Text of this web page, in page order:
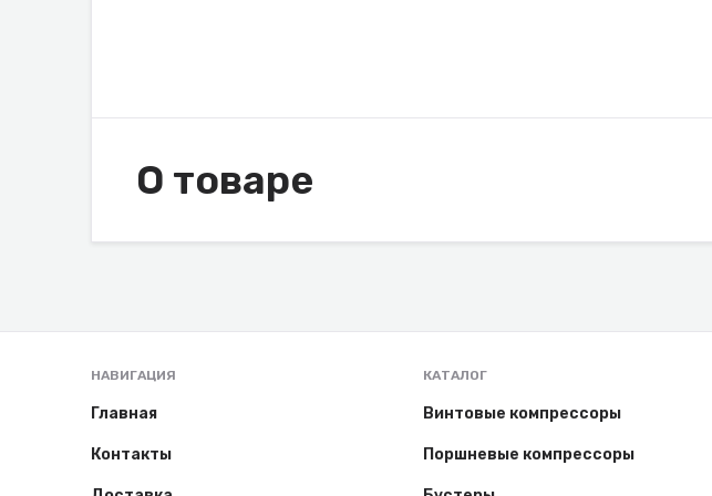
О товаре
НАВИГАЦИЯ
Главная
Контакты
КАТАЛОГ
Винтовые компрессоры
Поршневые компрессоры